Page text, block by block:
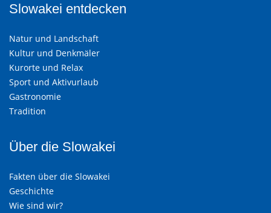
Slowakei entdecken
Natur und Landschaft
Kultur und Denkmäler
Kurorte und Relax
Sport und Aktivurlaub
Gastronomie
Tradition
Über die Slowakei
Fakten über die Slowakei
Geschichte
Wie sind wir?